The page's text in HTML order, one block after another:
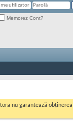
Memorez Cont?
nu garantează